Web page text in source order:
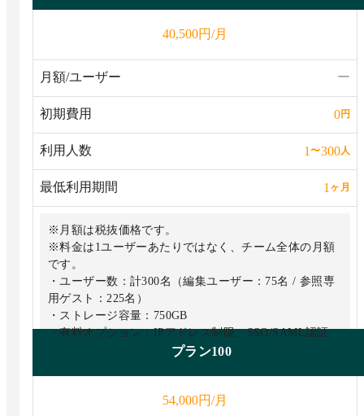
40,500円/月
月額/ユーザー ー
初期費用 0円
利用人数 1〜300人
最低利用期間 1 ヶ月
※月額は税抜価格です。
※料金は1ユーザーあたりではなく、チーム全体の月額
です。
・ユーザー数：計300名（編集ユーザー：75名 / 参照専
用ゲスト：225名）
・ストレージ容量：750GB
・有料オプション：IPアドレス制限、SSO/SAML認証
プラン100
54,000円/月